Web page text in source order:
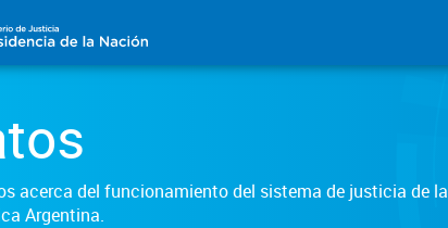
acerca del funcionamiento del sistema de justicia de la
Argentina.